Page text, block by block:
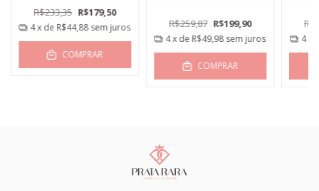
R$233,35 R$179,50
4x de R$44,88 sem juros
COMPRAR
R$259,87 R$199,90
4x de R$49,98sem juros
COMPRAR
4